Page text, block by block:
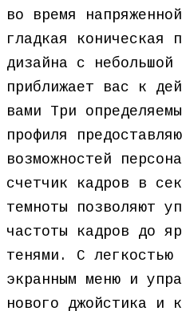
во время
гладкая коническая
дизайна с небольшой
приближает вас к
вами Три
профиля
возможностей
счетчик кадров в
темноты позволяют
частоты кадров до
тенями. С легкостью
экранным меню и
нового джойстика и